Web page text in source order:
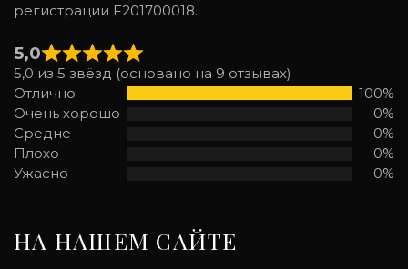
регистрации F201700018.
5,0
5,0 из 5 звёзд (основано на 9 отзывах)
Отлично
100%
Очень хорошо
0%
Средне
0%
Плохо
0%
Ужасно
0%
НА НАШЕМ САЙТЕ